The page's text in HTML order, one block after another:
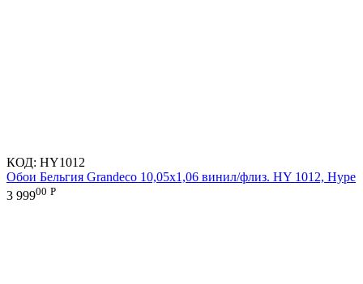
КОД: HY1012
Обои Бельгия Grandeco 10,05х1,06 винил/флиз. HY 1012, Hype
3 99900 Р